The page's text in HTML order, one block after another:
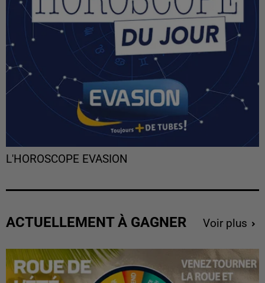
L'HOROSCOPE EVASION
ACTUELLEMENT À GAGNER Voir plus